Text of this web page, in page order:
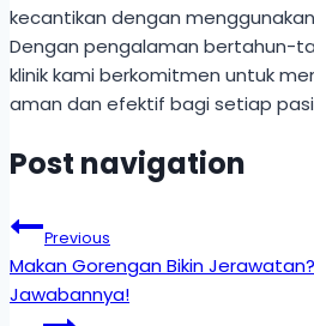
kecantikan dengan
Dengan pengalaman bertahun-
klinik kami berkomitmen untuk
aman dan efektif bagi setiap
Post navigation
Previous
Makan Gorengan Bikin
Jawabannya!